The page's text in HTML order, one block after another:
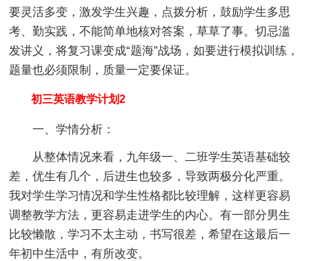
要灵活多变，激发学生兴趣，点拨分析，鼓励学生多思
考、勤实践，不能简单地核对答案，草草了事。切忌滥
发讲义，将复习课变成“题海”战场，如要进行模拟训练，
题量也必须限制，质量一定要保证。
初三英语教学计划2
一、学情分析：
从整体情况来看，九年级一、二班学生英语基础较
差，优生有几个，后进生也较多，导致两极分化严重。
我对学生学习情况和学生性格都比较理解，这样更容易
调整教学方法，更容易走进学生的内心。有一部分男生
比较懒散，学习不太主动，书写很差，希望在这最后一
年初中生活中，有所改变。